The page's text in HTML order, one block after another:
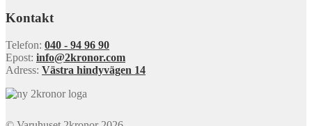
Kontakt
Telefon: 040 - 94 96 90
Epost: info@2kronor.com
Adress: Västra hindyvägen 14